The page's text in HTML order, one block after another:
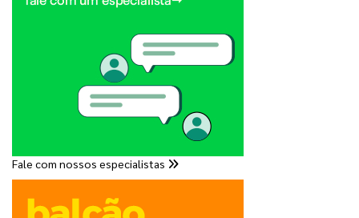
Fale com nossos especialistas